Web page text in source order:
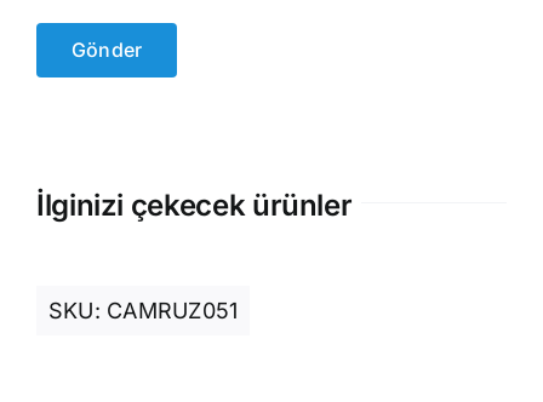
İlginizi çekecek ürünler
SKU: CAMRUZ051